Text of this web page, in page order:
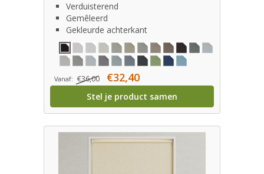
Verduisterend
Gemêleerd
Gekleurde achterkant
Vanaf: €36,00 €32,40
Stel je product samen